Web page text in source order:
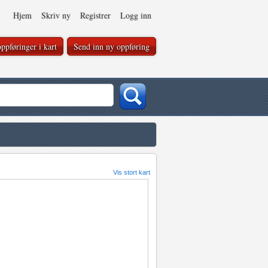
Hjem Skriv ny Registrer Logg inn
i kart Send inn ny oppføring
Vis stort kart